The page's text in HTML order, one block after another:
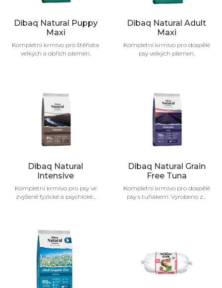
Dibaq Natural Puppy
Maxi
Kompletní krmivo pro štěňata
velkých a obřích plemen.
Dibaq Natural Adult
Maxi
Kompletní krmivo pro dospělé
psy velkých plemen.
Dibaq Natural
Intensive
Kompletní krmivo pro psy ve
zvýšené fyzické a psychické...
Dibaq Natural Grain
Free Tuna
Kompletní krmivo pro dospělé
psy s tuňákem. Vyrobeno z...